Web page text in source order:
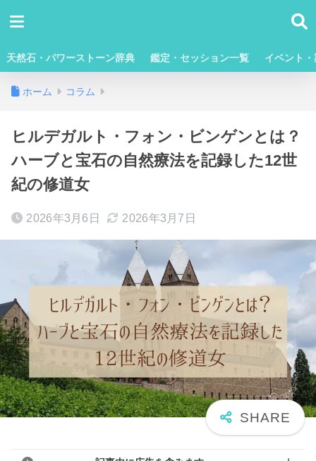
天然石・パワーストーン辞典 鑑定・セッション一覧 イベント
ホーム コラム
ヒルデガルト・フォン・ビンゲンとは？
ハーブと宝石の自然療法を記録した12世
紀の修道女
2026年3月6日 2026年3月7日